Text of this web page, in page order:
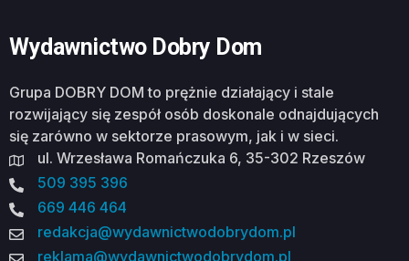
Wydawnictwo Dobry Dom
Grupa DOBRY DOM to prężnie działający i stale
rozwijający się zespół osób doskonale odnajdujących
się zarówno w sektorze prasowym, jak i w sieci.
ul. Wrzesława Romańczuka 6, 35-302 Rzeszów
509 395 396
669 446 464
redakcja@wydawnictwodobrydom.pl
reklama@wydawnictwodobrydom.pl